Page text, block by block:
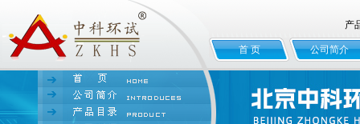
产
首 页 公司简介